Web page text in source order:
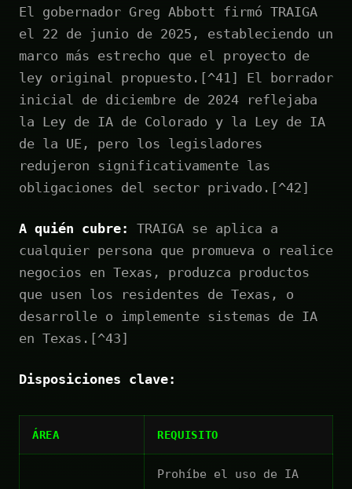
El gobernador Greg Abbott firmó TRAIGA
el 22 de junio de 2025, estableciendo un
marco más estrecho que el proyecto de
ley original propuesto.[^41] El borrador
inicial de diciembre de 2024 reflejaba
la Ley de IA de Colorado y la Ley de IA
de la UE, pero los legisladores
redujeron significativamente las
obligaciones del sector privado.[^42]
A quién cubre:
TRAIGA se aplica a
cualquier persona que promueva o realice
negocios en Texas, produzca productos
que usen los residentes de Texas, o
desarrolle o implemente sistemas de IA
en Texas.[^43]
Disposiciones clave:
ÁREA REQUISITO
Prohíbe el uso de IA